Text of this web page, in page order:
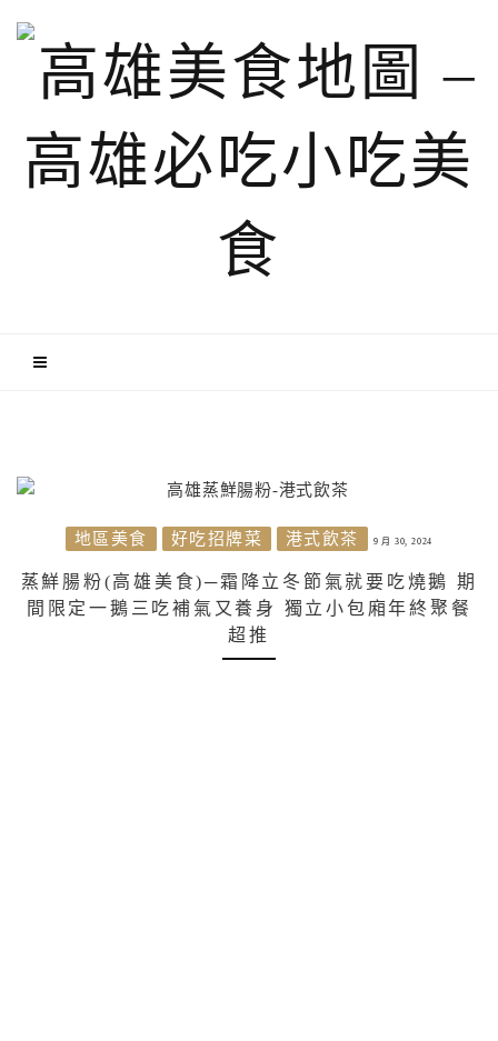
地區美食 好吃招牌菜 港式飲茶 9 月 30, 2024
蒸鮮腸粉(高雄美食)─霜降立冬節氣就要吃燒鵝 期
間限定一鵝三吃補氣又養身 獨立小包廂年終聚餐
超推